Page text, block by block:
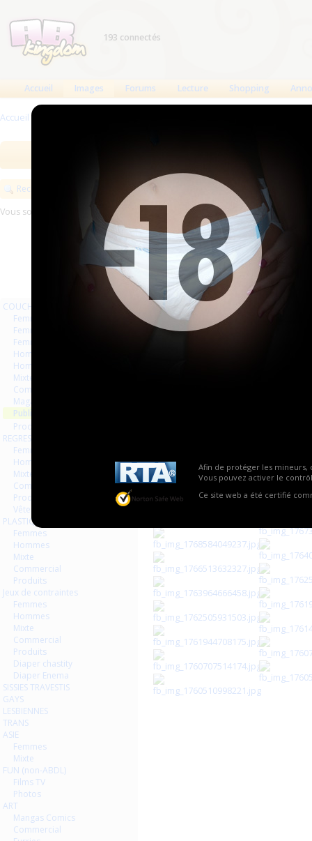
Afin de protéger les mineurs,
Vous pouvez activer le
Ce site web a été certifié
193 connectés
Accueil Images Forums Lecture Shopping
Accueil >
Rechercher
Vous souhaitez exposer vos images sur ABKingdom ?Commencez ici
COUCHES
Femmes
Femmes séries et rafales
Femmes vintage
Hommes séries et rafales
Hommes
Mixte
Commercial
Magazines Livres
Publicités
Produits
REGRESSION AGEPLAYER
Femmes
Hommes
Mixte
Commercial
Produits
Vêtements
PLASTIQUE LATEX
Femmes
Hommes
Mixte
Commercial
Produits
Jeux de contraintes
Femmes
Hommes
Mixte
Commercial
Produits
Diaper chastity
Diaper Enema
SISSIES TRAVESTIS
GAYS
LESBIENNES
TRANS
ASIE
Femmes
Mixte
FUN (non-ABDL)
Films TV
Photos
ART
Mangas Comics
Commercial